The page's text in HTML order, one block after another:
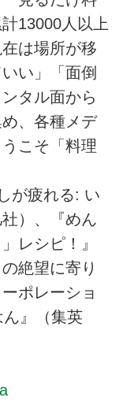
13000人以上
は場所が移
い」「面倒
タル面から
、各種メデ
こそ「料理
が疲れる: い
）、『めん
レシピ！』
絶望に寄り
ポレーショ
』（集英